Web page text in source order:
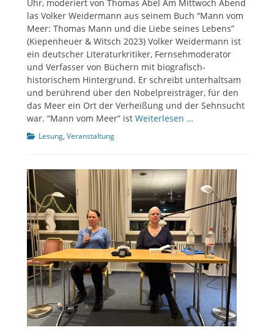
Uhr, moderiert von Thomas Abel Am Mittwoch Abend
las Volker Weidermann aus seinem Buch “Mann vom
Meer: Thomas Mann und die Liebe seines Lebens”
(Kiepenheuer & Witsch 2023) Volker Weidermann ist
ein deutscher Literaturkritiker, Fernsehmoderator
und Verfasser von Büchern mit biografisch-
historischem Hintergrund. Er schreibt unterhaltsam
und berührend über den Nobelpreisträger, für den
das Meer ein Ort der Verheißung und der Sehnsucht
war. “Mann vom Meer” ist Weiterlesen …
Kategorien
Lesung, Veranstaltung